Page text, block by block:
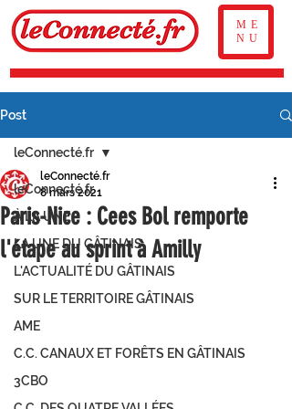
ME
NU
Post
leConnecté.fr
À LA UNE
LA UNE DU GÂTINAIS
L'ACTUALITÉ DU GÂTINAIS
SUR LE TERRITOIRE GÂTINAIS
AME
C.C. CANAUX ET FORÊTS EN GÂTINAIS
3CBO
leConnecté.fr
Paris-Nice : Cees Bol remporte
l'étape au sprint à Amilly
leConnecté.fr
8 mars 2021